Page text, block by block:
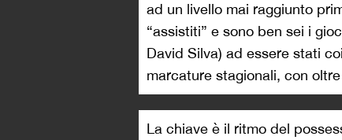
ad un livello mai raggiunto
“assistiti” e sono ben sei i
David Silva) ad essere stati
marcature stagionali, con
La chiave è il ritmo del